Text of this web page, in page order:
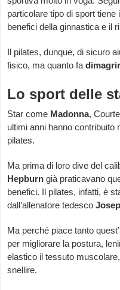
particolare tipo di sport
benefici della ginnastica e il
Il pilates, dunque, di sicuro
fisico, ma quanto fa
Lo sport delle
Star come Madonna,
ultimi anni hanno contribuito
pilates.
Ma prima di loro dive del
Hepburn già praticavano
benefici. Il pilates, infatti, è
dall’allenatore tedesco
Ma perché piace tanto
per migliorare la postura,
elastico il tessuto
snellire.